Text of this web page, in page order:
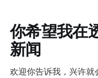
你希望我在
新闻
欢迎你告诉我，兴许